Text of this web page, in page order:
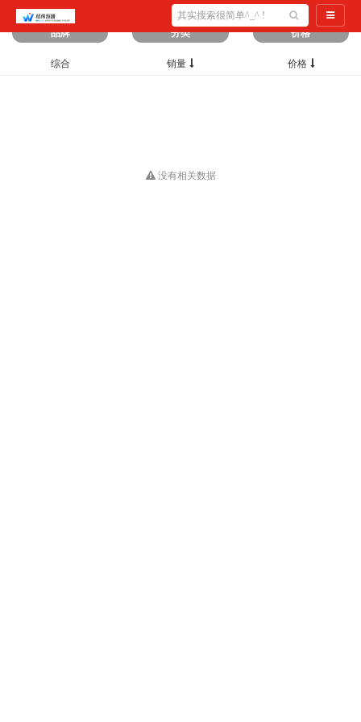
导航切
筛选出 0 条数据
品牌
分类 价格
综合 销量 价格
没有相关数据